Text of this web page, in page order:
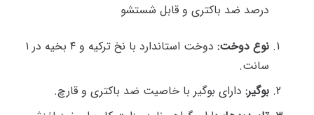
درصد ضد باکتری و قابل شستشو
نوع دوخت:
دوخت استاندارد با نخ ترکیه و ۴ بخیه در ۱
سانت.
بوگیر: دارای بوگیر با خاصیت ضد باکتری و قارچ.